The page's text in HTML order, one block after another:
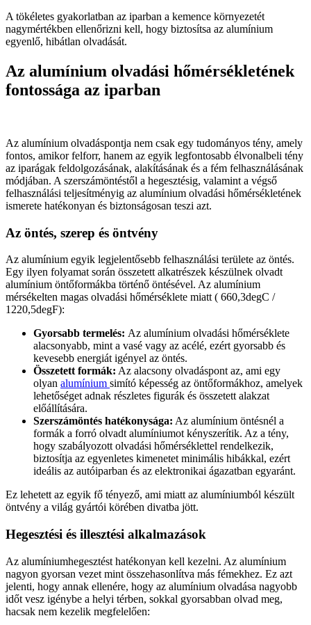
A tökéletes gyakorlatban az iparban a kemence környezetét
nagymértékben ellenőrizni kell, hogy biztosítsa az alumínium
egyenlő, hibátlan olvadását.
Az alumínium olvadási hőmérsékletének
fontossága az iparban
Az alumínium olvadáspontja nem csak egy tudományos tény, amely
fontos, amikor felforr, hanem az egyik legfontosabb élvonalbeli tény
az iparágak feldolgozásának, alakításának és a fém felhasználásának
módjában. A szerszámöntéstől a hegesztésig, valamint a végső
felhasználási teljesítményig az alumínium olvadási hőmérsékletének
ismerete hatékonyan és biztonságosan teszi azt.
Az öntés, szerep és öntvény
Az alumínium egyik legjelentősebb felhasználási területe az öntés.
Egy ilyen folyamat során összetett alkatrészek készülnek olvadt
alumínium öntőformákba történő öntésével. Az alumínium
mérsékelten magas olvadási hőmérséklete miatt ( 660,3degC /
1220,5degF):
Gyorsabb termelés: Az alumínium olvadási hőmérséklete
alacsonyabb, mint a vasé vagy az acélé, ezért gyorsabb és
kevesebb energiát igényel az öntés.
Összetett formák: Az alacsony olvadáspont az, ami egy
olyan alumínium simító képesség az öntőformákhoz, amelyek
lehetőséget adnak részletes figurák és összetett alakzat
előállítására.
Szerszámöntés hatékonysága: Az alumínium öntésnél a
formák a forró olvadt alumíniumot kényszerítik. Az a tény,
hogy szabályozott olvadási hőmérséklettel rendelkezik,
biztosítja az egyenletes kimenetet minimális hibákkal, ezért
ideális az autóiparban és az elektronikai ágazatban egyaránt.
Ez lehetett az egyik fő tényező, ami miatt az alumíniumból készült
öntvény a világ gyártói körében divatba jött.
Hegesztési és illesztési alkalmazások
Az alumíniumhegesztést hatékonyan kell kezelni. Az alumínium
nagyon gyorsan vezet mint összehasonlítva más fémekhez. Ez azt
jelenti, hogy annak ellenére, hogy az alumínium olvadása nagyobb
időt vesz igénybe a helyi térben, sokkal gyorsabban olvad meg,
hacsak nem kezelik megfelelően: